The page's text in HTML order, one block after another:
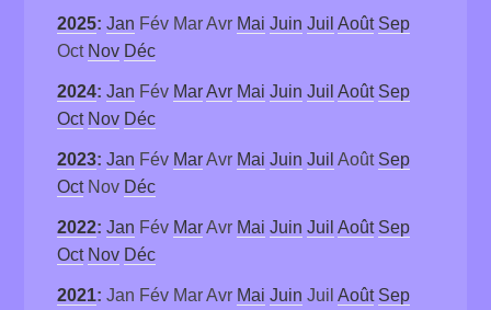
2025:Jan Fév Mar Avr Mai Juin Juil Août Sep
Oct Nov Déc
2024:Jan Fév Mar Avr Mai Juin Juil Août Sep
Oct Nov Déc
2023:Jan Fév Mar Avr Mai Juin Juil Août Sep
Oct Nov Déc
2022:Jan Fév Mar Avr Mai Juin Juil Août Sep
Oct Nov Déc
2021:Jan Fév Mar Avr Mai Juin Juil Août Sep